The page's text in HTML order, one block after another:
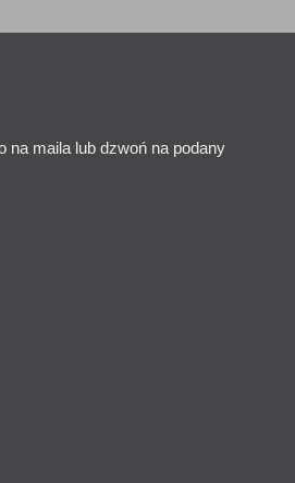
na maila lub dzwoń na podany